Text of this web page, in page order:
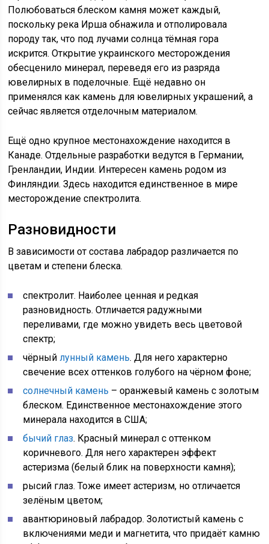
Полюбоваться блеском камня может каждый,
поскольку река Ирша обнажила и отполировала
породу так, что под лучами солнца тёмная гора
искрится. Открытие украинского месторождения
обесценило минерал, переведя его из разряда
ювелирных в поделочные. Ещё недавно он
применялся как камень для ювелирных украшений, а
сейчас является отделочным материалом.
Ещё одно крупное местонахождение находится в
Канаде. Отдельные разработки ведутся в Германии,
Гренландии, Индии. Интересен камень родом из
Финляндии. Здесь находится единственное в мире
месторождение спектролита.
Разновидности
В зависимости от состава лабрадор различается по
цветам и степени блеска.
спектролит. Наиболее ценная и редкая
разновидность. Отличается радужными
переливами, где можно увидеть весь цветовой
спектр;
чёрныйлунный камень. Для него характерно
свечение всех оттенков голубого на чёрном фоне;
солнечный камень – оранжевый камень с золотым
блеском. Единственное местонахождение этого
минерала находится в США;
бычий глаз. Красный минерал с оттенком
коричневого. Для него характерен эффект
астеризма (белый блик на поверхности камня);
рысий глаз. Тоже имеет астеризм, но отличается
зелёным цветом;
авантюриновый лабрадор. Золотистый камень с
включениями меди и магнетита, что придаёт камню